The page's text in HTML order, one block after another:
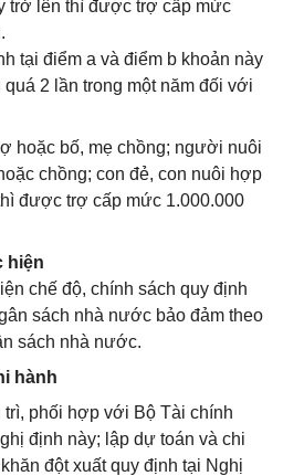
trở lên thì được trợ cấp mức
tại điểm a và điểm b khoản này
2 lần trong một năm đối với
hoặc bố, mẹ chồng; người nuôi
chồng; con đẻ, con nuôi hợp
được trợ cấp mức 1.000.000
hiện
chế độ, chính sách quy định
sách nhà nước bảo đảm theo
sách nhà nước.
hành
trì, phối hợp với Bộ Tài chính
định này; lập dự toán và chi
đột xuất quy định tại Nghị